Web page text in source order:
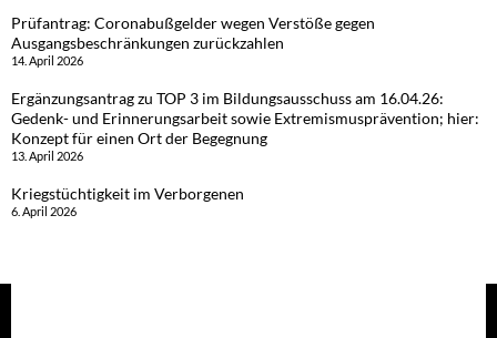
Prüfantrag: Coronabußgelder wegen Verstöße gegen
Ausgangsbeschränkungen zurückzahlen
14. April 2026
Ergänzungsantrag zu TOP 3 im Bildungsausschuss am 16.04.26:
Gedenk- und Erinnerungsarbeit sowie Extremismusprävention; hier:
Konzept für einen Ort der Begegnung
13. April 2026
Kriegstüchtigkeit im Verborgenen
6. April 2026